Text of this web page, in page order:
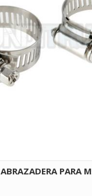
ABRAZADERA PARA